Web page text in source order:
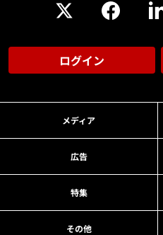
ログイン
メディア
広告
特集
その他